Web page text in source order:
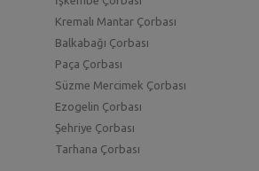
Kremalı Mantar Çorbası
Balkabağı Çorbası
Paça Çorbası
Süzme Mercimek Çorbası
Ezogelin Çorbası
Şehriye Çorbası
Tarhana Çorbası